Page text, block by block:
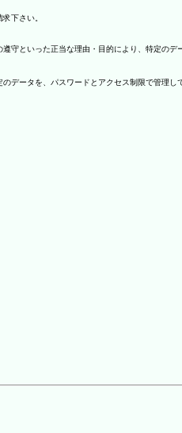
下さい。
といった正当な理由・目的により、特定の
ータを、パスワードとアクセス制限で管理し